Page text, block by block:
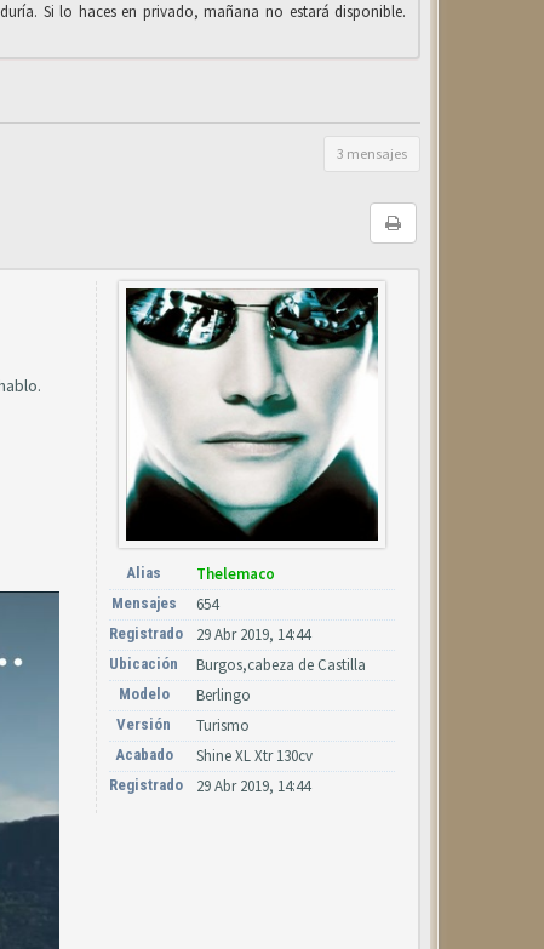
Si lo haces en privado, mañana no estará disponible.
3 mensajes
Alias Thelemaco
Mensajes 654
Registrado 29 Abr 2019, 14:44
Ubicación Burgos,cabeza de Castilla
Modelo Berlingo
Versión Turismo
Acabado Shine XL Xtr 130cv
Registrado 29 Abr 2019, 14:44